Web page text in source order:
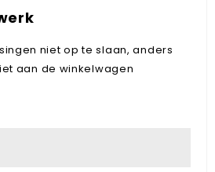
niet op te slaan, anders
aan de winkelwagen